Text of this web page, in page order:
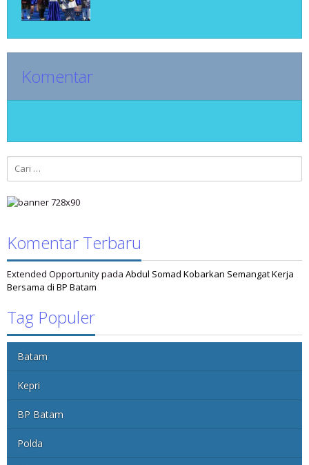
Komentar
Cari
untuk:
Komentar Terbaru
Extended Opportunitypada Abdul Somad Kobarkan Semangat Kerja
Bersama di BP Batam
Tag Populer
Batam
Kepri
BP Batam
Polda